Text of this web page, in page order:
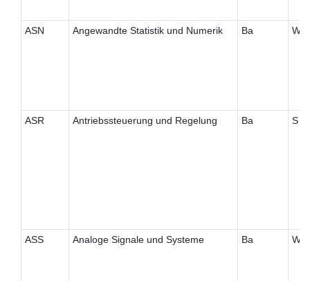
ASN Angewandte Statistik und Numerik Ba W
ASR Antriebssteuerung und Regelung Ba S
ASS Analoge Signale und Systeme Ba W